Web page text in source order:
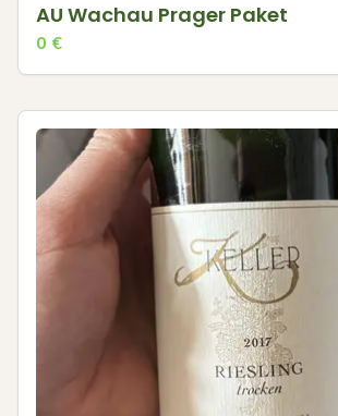
AU Wachau Prager Paket
0 €